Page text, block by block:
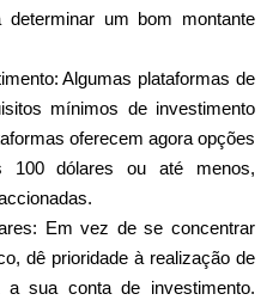
determinar um bom montante
Algumas plataformas de
mínimos de investimento
oferecem agora opções
100 dólares ou até menos,
Em vez de se concentrar
dê prioridade à realização de
a sua conta de investimento.